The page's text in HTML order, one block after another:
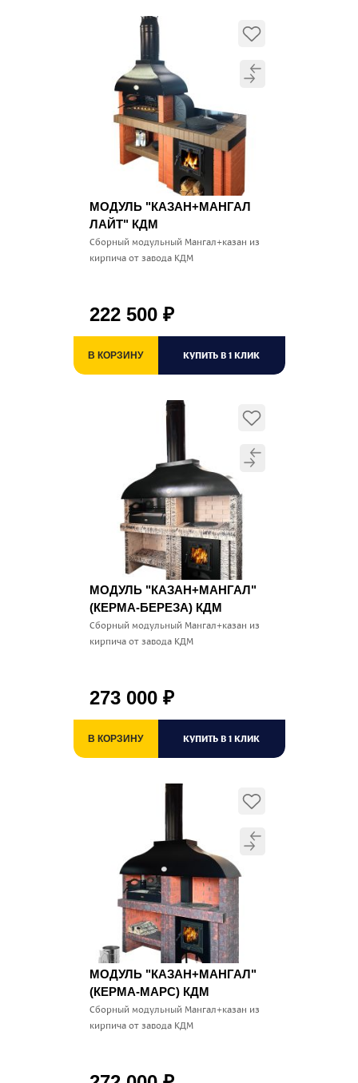
МОДУЛЬ "КАЗАН+МАНГАЛ
ЛАЙТ" КДМ
Сборный модульный Мангал+казан из
кирпича от завода КДМ
222 500 ₽
В КОРЗИНУ КУПИТЬ В 1 КЛИК
МОДУЛЬ "КАЗАН+МАНГАЛ"
(КЕРМА-БЕРЕЗА) КДМ
Сборный модульный Мангал+казан из
кирпича от завода КДМ
273 000 ₽
В КОРЗИНУ КУПИТЬ В 1 КЛИК
МОДУЛЬ "КАЗАН+МАНГАЛ"
(КЕРМА-МАРС) КДМ
Сборный модульный Мангал+казан из
кирпича от завода КДМ